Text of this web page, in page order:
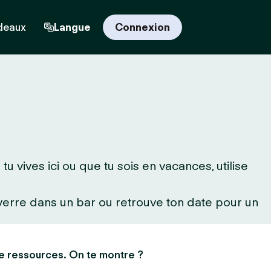
Langue Connexion
vives ici ou que tu sois en vacances, utilise
dans un bar ou retrouve ton date pour un
ressources. On te montre ?